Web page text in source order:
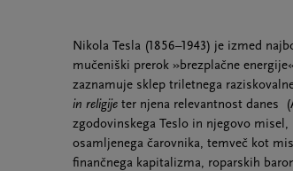
Nikola Tesla (1856–1943) je izmed
mučeniški prerok »brezplačne
zaznamuje sklep triletnega
in religije ter njena relevantnost danes
zgodovinskega Teslo in njegovo
osamljenega čarovnika, temveč kot
finančnega kapitalizma, roparskih